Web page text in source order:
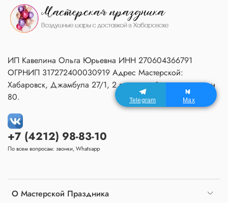
О Мастерской Праздника
+7 (4212) 98-83-10
По всем вопросам: звонки, Whatsapp
ИП Кавелина Ольга Юрьевна ИНН 270604366791
ОГРНИП 317272400030919 Адрес Мастерской:
Хабаровск, Джамбула 27/1, 2 подъезд, 1 этаж, домофон
80.
Telegram Max